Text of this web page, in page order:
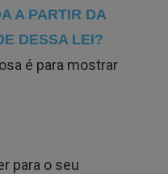
A PARTIR DA
DESSA LEI?
é para mostrar
para o seu